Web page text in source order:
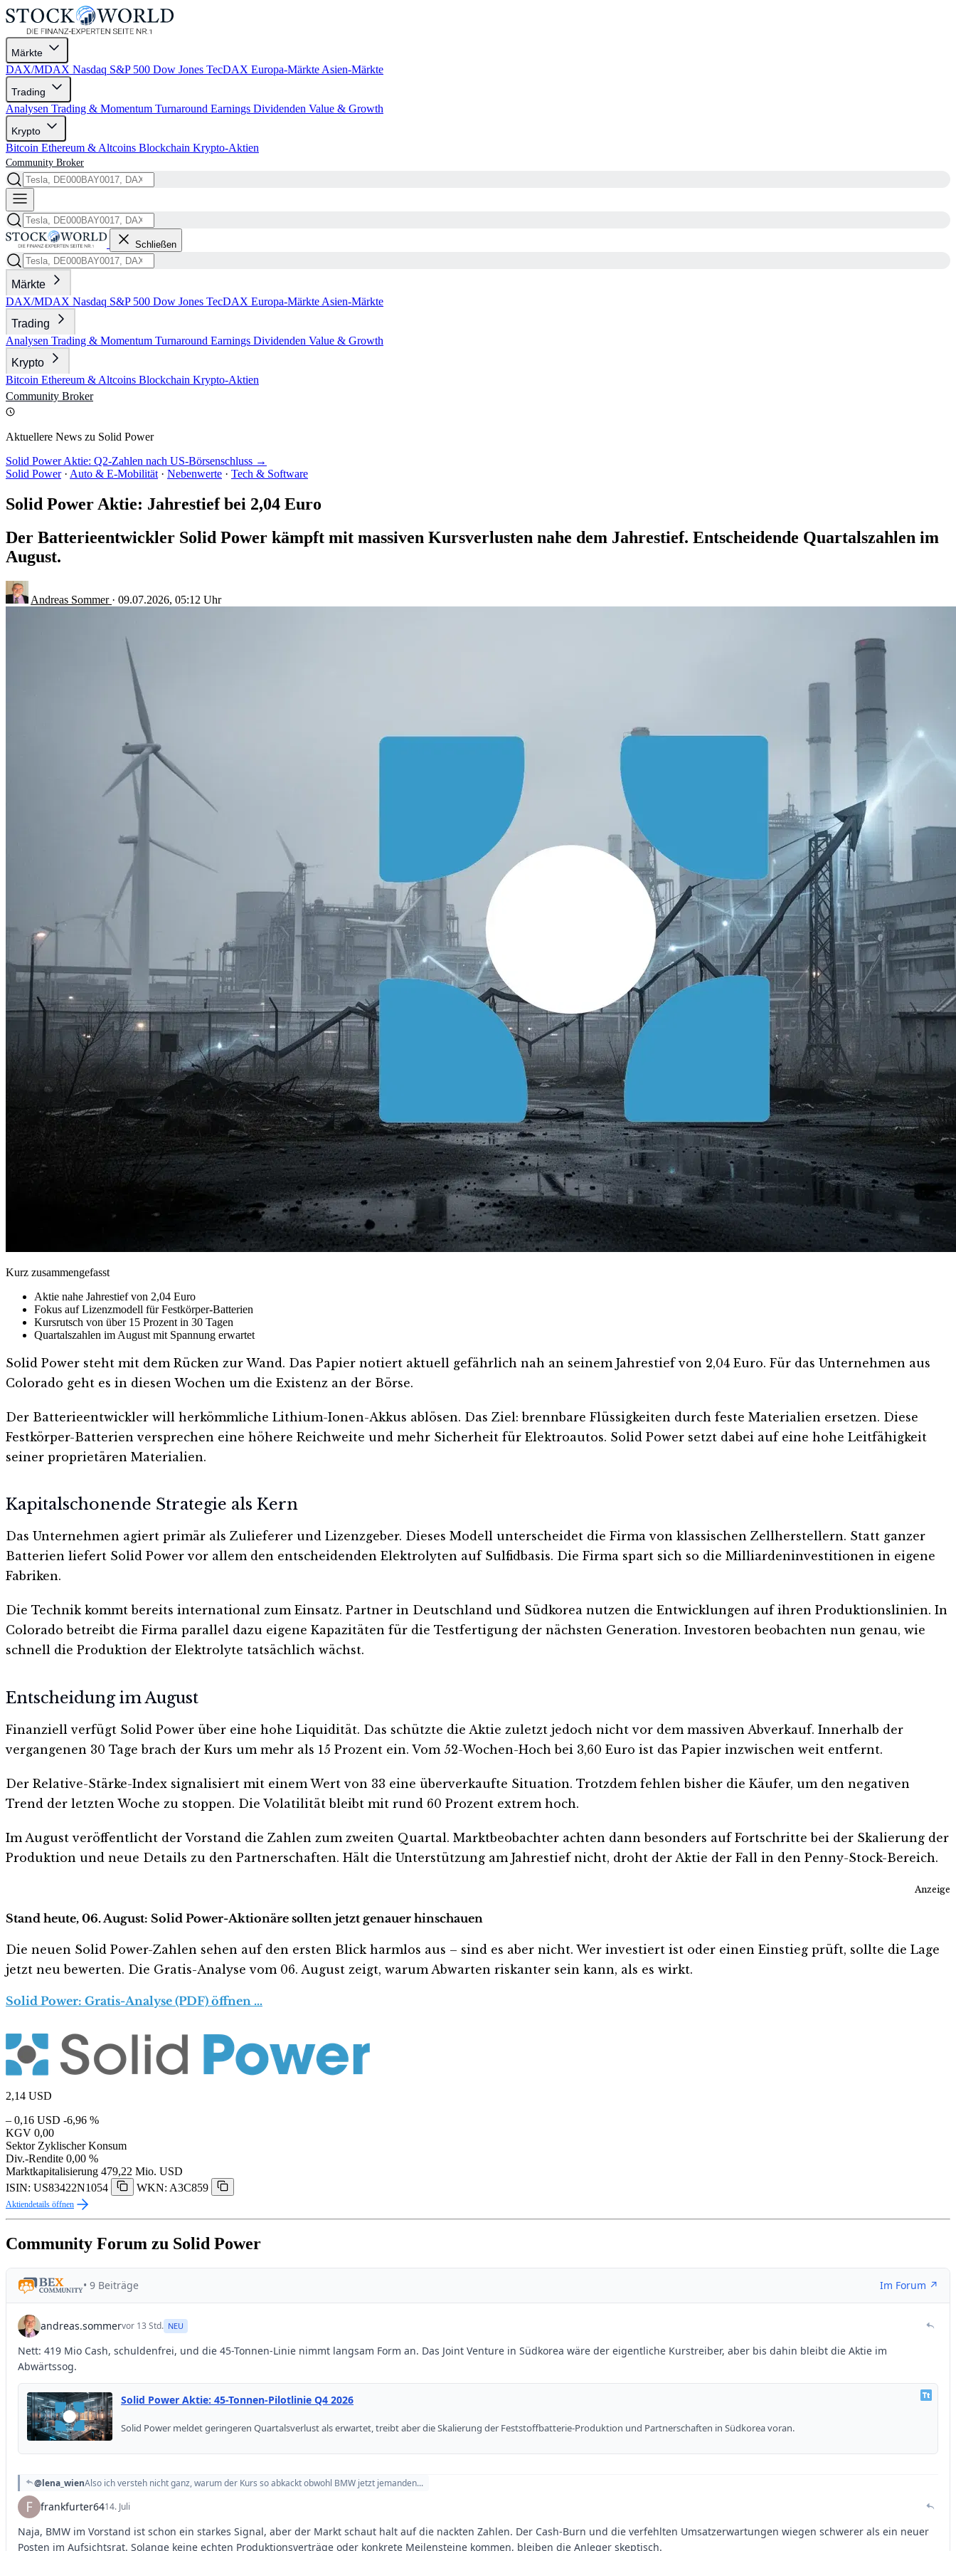
Märkte
DAX/MDAX Nasdaq S&P 500 Dow Jones TecDAX Europa-Märkte Asien-Märkte
Trading
Analysen Trading & Momentum Turnaround Earnings Dividenden Value & Growth
Krypto
Bitcoin Ethereum & Altcoins Blockchain Krypto-Aktien
Community Broker
Schließen
Märkte
DAX/MDAX Nasdaq S&P 500 Dow Jones TecDAX Europa-Märkte Asien-Märkte
Trading
Analysen Trading & Momentum Turnaround Earnings Dividenden Value & Growth
Krypto
Bitcoin Ethereum & Altcoins Blockchain Krypto-Aktien
Community Broker
Aktuellere News zu Solid Power
Solid Power Aktie: Q2-Zahlen nach US-Börsenschluss →
Solid Power · Auto & E-Mobilität · Nebenwerte · Tech & Software
Solid Power Aktie: Jahrestief bei 2,04 Euro
Der Batterieentwickler Solid Power kämpft mit massiven Kursverlusten nahe dem Jahrestief. Entscheidende Quartalszahlen im
August.
Andreas Sommer · 09.07.2026, 05:12 Uhr
Kurz zusammengefasst
Aktie nahe Jahrestief von 2,04 Euro
Fokus auf Lizenzmodell für Festkörper-Batterien
Kursrutsch von über 15 Prozent in 30 Tagen
Quartalszahlen im August mit Spannung erwartet
Solid Power steht mit dem Rücken zur Wand. Das Papier notiert aktuell gefährlich nah an seinem Jahrestief von 2,04 Euro. Für das Unternehmen aus
Colorado geht es in diesen Wochen um die Existenz an der Börse.
Der Batterieentwickler will herkömmliche Lithium-Ionen-Akkus ablösen. Das Ziel: brennbare Flüssigkeiten durch feste Materialien ersetzen. Diese
Festkörper-Batterien versprechen eine höhere Reichweite und mehr Sicherheit für Elektroautos. Solid Power setzt dabei auf eine hohe Leitfähigkeit
seiner proprietären Materialien.
Kapitalschonende Strategie als Kern
Das Unternehmen agiert primär als Zulieferer und Lizenzgeber. Dieses Modell unterscheidet die Firma von klassischen Zellherstellern. Statt ganzer
Batterien liefert Solid Power vor allem den entscheidenden Elektrolyten auf Sulfidbasis. Die Firma spart sich so die Milliardeninvestitionen in eigene
Fabriken.
Die Technik kommt bereits international zum Einsatz. Partner in Deutschland und Südkorea nutzen die Entwicklungen auf ihren Produktionslinien. In
Colorado betreibt die Firma parallel dazu eigene Kapazitäten für die Testfertigung der nächsten Generation. Investoren beobachten nun genau, wie
schnell die Produktion der Elektrolyte tatsächlich wächst.
Entscheidung im August
Finanziell verfügt Solid Power über eine hohe Liquidität. Das schützte die Aktie zuletzt jedoch nicht vor dem massiven Abverkauf. Innerhalb der
vergangenen 30 Tage brach der Kurs um mehr als 15 Prozent ein. Vom 52-Wochen-Hoch bei 3,60 Euro ist das Papier inzwischen weit entfernt.
Der Relative-Stärke-Index signalisiert mit einem Wert von 33 eine überverkaufte Situation. Trotzdem fehlen bisher die Käufer, um den negativen
Trend der letzten Woche zu stoppen. Die Volatilität bleibt mit rund 60 Prozent extrem hoch.
Im August veröffentlicht der Vorstand die Zahlen zum zweiten Quartal. Marktbeobachter achten dann besonders auf Fortschritte bei der Skalierung der
Produktion und neue Details zu den Partnerschaften. Hält die Unterstützung am Jahrestief nicht, droht der Aktie der Fall in den Penny-Stock-Bereich.
Anzeige
Stand heute, 06. August: Solid Power-Aktionäre sollten jetzt genauer hinschauen
Die neuen Solid Power-Zahlen sehen auf den ersten Blick harmlos aus – sind es aber nicht. Wer investiert ist oder einen Einstieg prüft, sollte die Lage
jetzt neu bewerten. Die Gratis-Analyse vom 06. August zeigt, warum Abwarten riskanter sein kann, als es wirkt.
Solid Power: Gratis-Analyse (PDF) öffnen …
2,14 USD
– 0,16 USD -6,96 %
KGV 0,00
Sektor Zyklischer Konsum
Div.-Rendite 0,00 %
Marktkapitalisierung 479,22 Mio. USD
ISIN: US83422N1054
WKN: A3C859
Aktiendetails öffnen
Community Forum zu Solid Power